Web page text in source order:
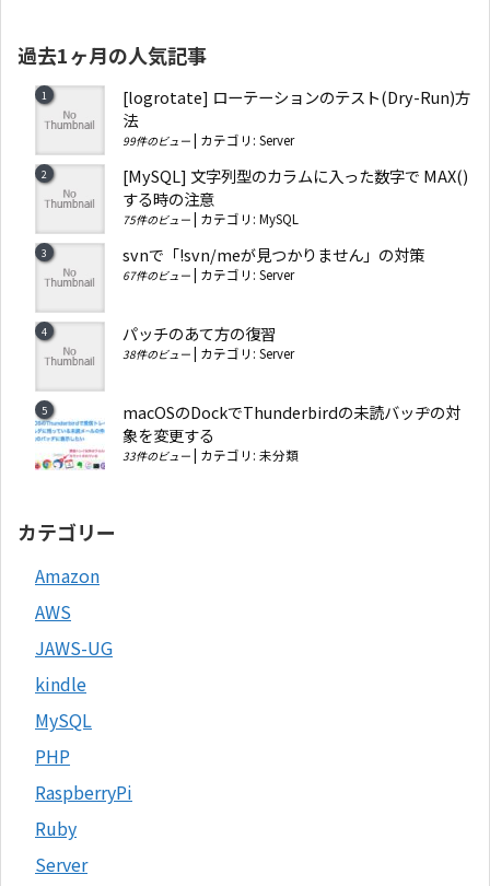
過去1ヶ月の人気記事
[logrotate] ローテーションのテスト(Dry-Run)方
法
99件のビュー カテゴリ: Server
[MySQL] 文字列型のカラムに入った数字で MAX()
する時の注意
75件のビュー カテゴリ: MySQL
svnで「!svn/meが見つかりません」の対策
67件のビュー カテゴリ: Server
パッチのあて方の復習
38件のビュー カテゴリ: Server
macOSのDockでThunderbirdの未読バッヂの対
象を変更する
33件のビュー カテゴリ: 未分類
カテゴリー
Amazon
AWS
JAWS-UG
kindle
MySQL
PHP
RaspberryPi
Ruby
Server